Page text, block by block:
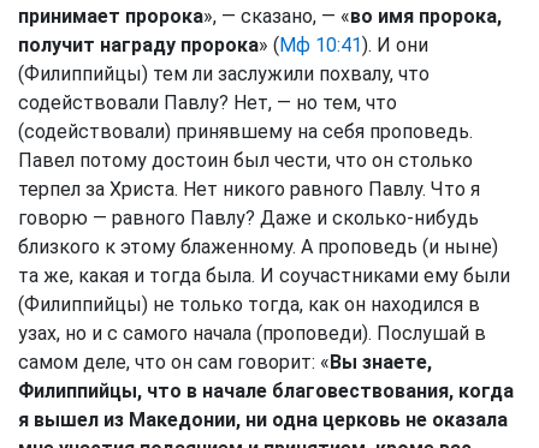
принимает пророка», — сказано, — «во имя пророка,
получит награду пророка» (Мф 10:41). И они
(Филиппийцы) тем ли заслужили похвалу, что
содействовали Павлу? Нет, — но тем, что
(содействовали) принявшему на себя проповедь.
Павел потому достоин был чести, что он столько
терпел за Христа. Нет никого равного Павлу. Что я
говорю — равного Павлу? Даже и сколько-нибудь
близкого к этому блаженному. А проповедь (и ныне)
та же, какая и тогда была. И соучастниками ему были
(Филиппийцы) не только тогда, как он находился в
узах, но и с самого начала (проповеди). Послушай в
самом деле, что он сам говорит: «Вы знаете,
Филиппийцы, что в начале благовествования, когда
я вышел из Македонии, ни одна церковь не оказала